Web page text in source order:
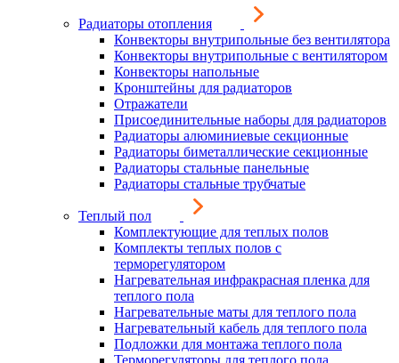
Радиаторы отопления
Конвекторы внутрипольные без вентилятора
Конвекторы внутрипольные с вентилятором
Конвекторы напольные
Кронштейны для радиаторов
Отражатели
Присоединительные наборы для радиаторов
Радиаторы алюминиевые секционные
Радиаторы биметаллические секционные
Радиаторы стальные панельные
Радиаторы стальные трубчатые
Теплый пол
Комплектующие для теплых полов
Комплекты теплых полов с
терморегулятором
Нагревательная инфракрасная пленка для
теплого пола
Нагревательные маты для теплого пола
Нагревательный кабель для теплого пола
Подложки для монтажа теплого пола
Терморегуляторы для теплого пола